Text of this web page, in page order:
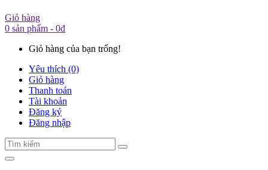
Giỏ hàng
0 sản phẩm - 0đ
Giỏ hàng của bạn trống!
Yêu thích (0)
Giỏ hàng
Thanh toán
Tài khoản
Đăng ký
Đăng nhập